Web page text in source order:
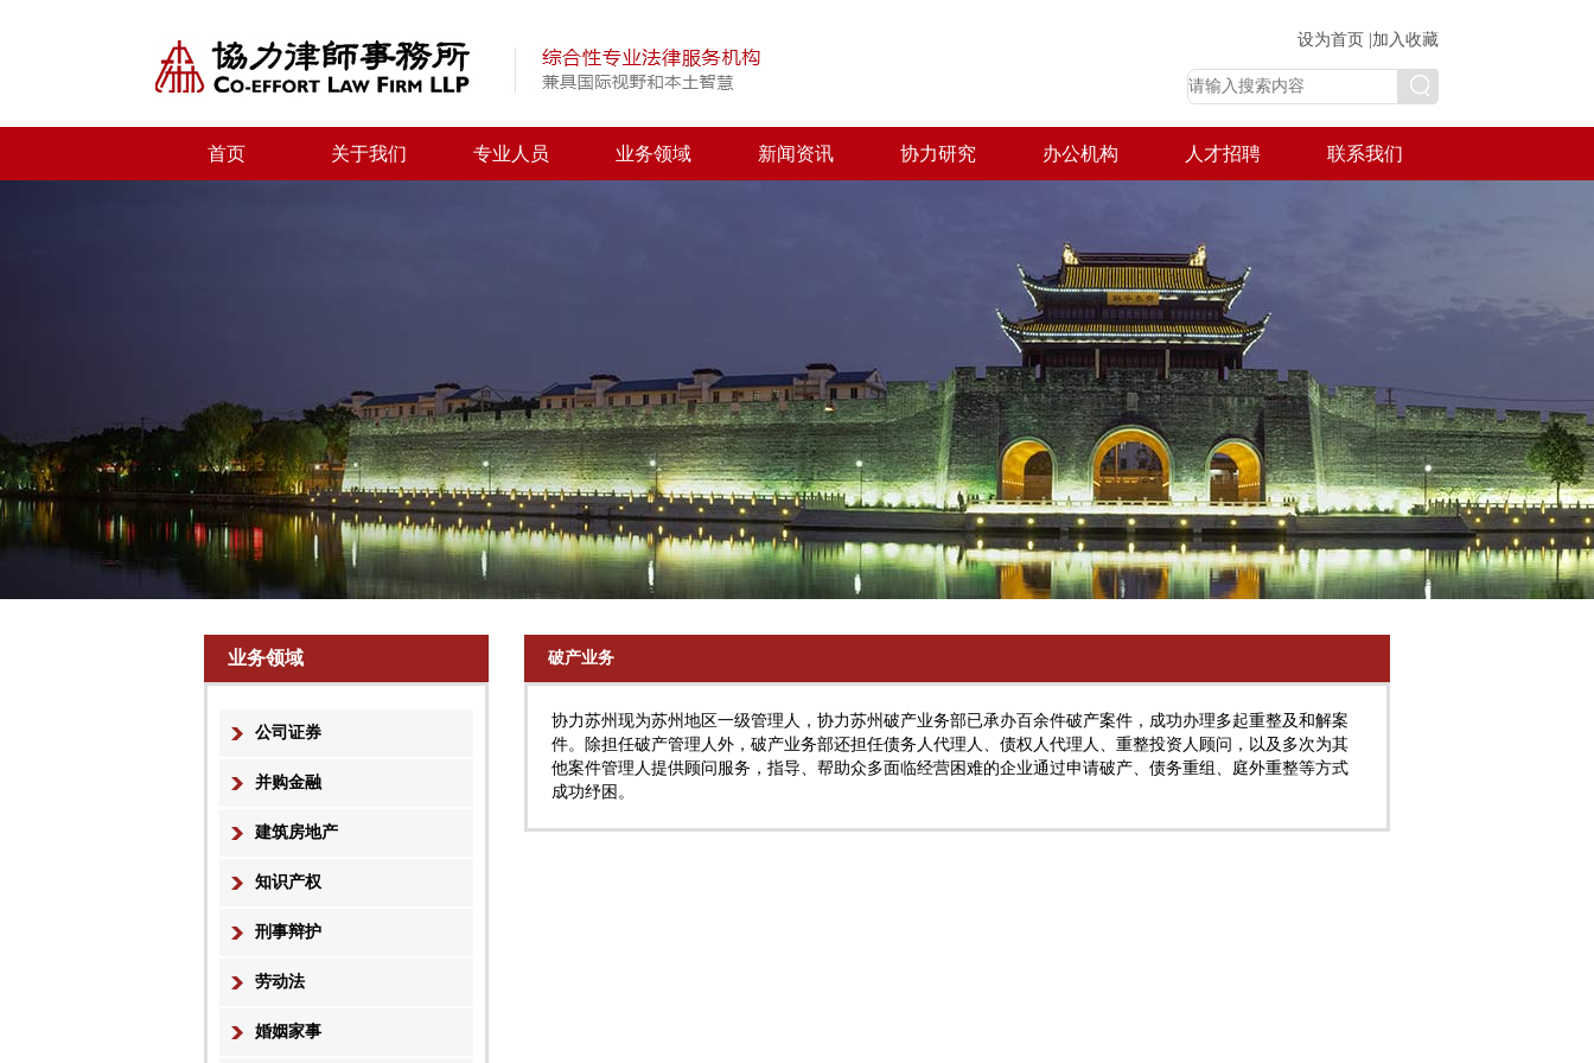
设为首页 | 加入收藏
首页 关于我们 专业人员 业务领域 新闻资讯 协力研究 办公机构 人才招聘 联系我们
业务领域
公司证券
并购金融
建筑房地产
知识产权
刑事辩护
劳动法
婚姻家事
破产业务
协力苏州现为苏州地区一级管理人，协力苏州破产业务部已承办百余件破产案件，成功办理多起重整及和解案
件。除担任破产管理人外，破产业务部还担任债务人代理人、债权人代理人、重整投资人顾问，以及多次为其
他案件管理人提供顾问服务，指导、帮助众多面临经营困难的企业通过申请破产、债务重组、庭外重整等方式
成功纾困。